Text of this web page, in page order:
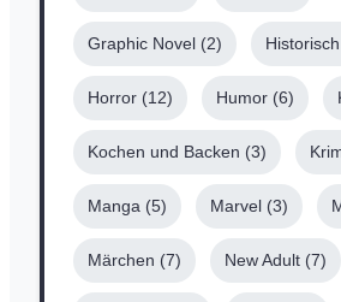
Graphic Novel (2) Historisch
Horror (12) Humor (6)
Kochen und Backen (3)
Manga (5) Marvel (3)
Märchen (7) New Adult (7)